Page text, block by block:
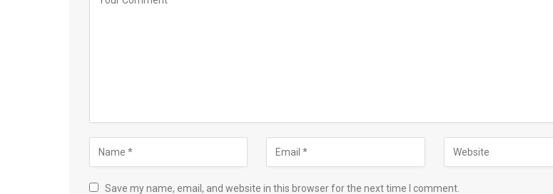
Save my name, email, and website in this browser for the next time I comment.